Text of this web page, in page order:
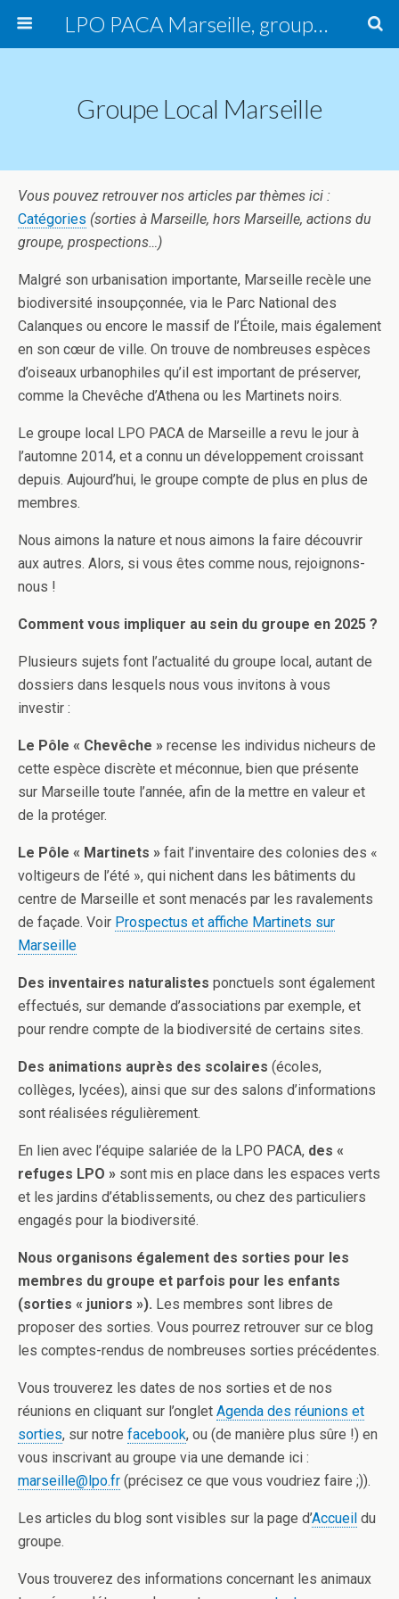
LPO PACA Marseille, groupe local
Groupe Local Marseille
Vous pouvez retrouver nos articles par thèmes ici :
Catégories (sorties à Marseille, hors Marseille, actions du
groupe, prospections…)
Malgré son urbanisation importante, Marseille recèle une
biodiversité insoupçonnée, via le Parc National des
Calanques ou encore le massif de l’Étoile, mais également
en son cœur de ville. On trouve de nombreuses espèces
d’oiseaux urbanophiles qu’il est important de préserver,
comme la Chevêche d’Athena ou les Martinets noirs.
Le groupe local LPO PACA de Marseille a revu le jour à
l’automne 2014, et a connu un développement croissant
depuis. Aujourd’hui, le groupe compte de plus en plus de
membres.
Nous aimons la nature et nous aimons la faire découvrir
aux autres. Alors, si vous êtes comme nous, rejoignons-
nous !
Comment vous impliquer au sein du groupe en 2025 ?
Plusieurs sujets font l’actualité du groupe local, autant de
dossiers dans lesquels nous vous invitons à vous
investir :
Le Pôle « Chevêche » recense les individus nicheurs de
cette espèce discrète et méconnue, bien que présente
sur Marseille toute l’année, afin de la mettre en valeur et
de la protéger.
Le Pôle « Martinets » fait l’inventaire des colonies des «
voltigeurs de l’été », qui nichent dans les bâtiments du
centre de Marseille et sont menacés par les ravalements
de façade. Voir Prospectus et affiche Martinets sur
Marseille
Des inventaires naturalistes ponctuels sont également
effectués, sur demande d’associations par exemple, et
pour rendre compte de la biodiversité de certains sites.
Des animations auprès des scolaires (écoles,
collèges, lycées), ainsi que sur des salons d’informations
sont réalisées régulièrement.
En lien avec l’équipe salariée de la LPO PACA, des «
refuges LPO » sont mis en place dans les espaces verts
et les jardins d’établissements, ou chez des particuliers
engagés pour la biodiversité.
Nous organisons également des sorties pour les
membres du groupe et parfois pour les enfants
(sorties « juniors »). Les membres sont libres de
proposer des sorties. Vous pourrez retrouver sur ce blog
les comptes-rendus de nombreuses sorties précédentes.
Vous trouverez les dates de nos sorties et de nos
réunions en cliquant sur l’onglet Agenda des réunions et
sorties, sur notre facebook, ou (de manière plus sûre !) en
vous inscrivant au groupe via une demande ici :
marseille@lpo.fr (précisez ce que vous voudriez faire ;)).
Les articles du blog sont visibles sur la page d’Accueil du
groupe.
Vous trouverez des informations concernant les animaux